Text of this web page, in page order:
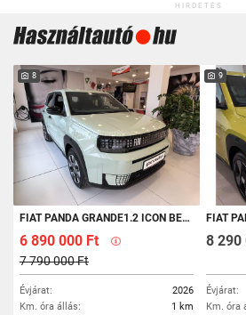
HIRDETÉS
8
FIAT PANDA GRANDE1.2 ICON BENZINES 100 LE. KÉSZLETRŐL. ITÁLIA FIN AKCIÓ 2.9% THM-TŐL
6 890 000 Ft
7 790 000 Ft
Évjárat:
2026
Km. óra állás:
1 km
9
FIAT PANDA
8 290
Évjárat:
Km. óra